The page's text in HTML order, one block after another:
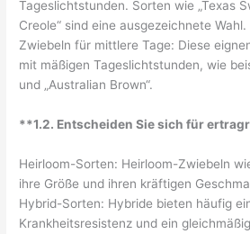
Tageslichtstunden. Sorten wie „Texas
Creole“ sind eine ausgezeichnete Wahl.
Zwiebeln für mittlere Tage: Diese
mit mäßigen Tageslichtstunden, wie
und „Australian Brown“.
**1.2. Entscheiden Sie sich für
Heirloom-Sorten: Heirloom-Zwiebeln
ihre Größe und ihren kräftigen
Hybrid-Sorten: Hybride bieten häufig
Krankheitsresistenz und ein